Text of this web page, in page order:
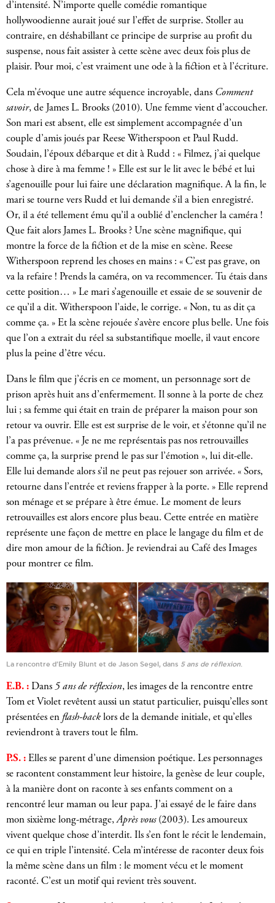
d’intensité. N’importe quelle comédie romantique
hollywoodienne aurait joué sur l’effet de surprise. Stoller au
contraire, en déshabillant ce principe de surprise au profit du
suspense, nous fait assister à cette scène avec deux fois plus de
plaisir. Pour moi, c’est vraiment une ode à la fiction et à l’écriture.
Cela m’évoque une autre séquence incroyable, dans Comment
savoir, de James L. Brooks (2010). Une femme vient d’accoucher.
Son mari est absent, elle est simplement accompagnée d’un
couple d’amis joués par Reese Witherspoon et Paul Rudd.
Soudain, l’époux débarque et dit à Rudd : « Filmez, j’ai quelque
chose à dire à ma femme ! » Elle est sur le lit avec le bébé et lui
s’agenouille pour lui faire une déclaration magnifique. A la fin, le
mari se tourne vers Rudd et lui demande s’il a bien enregistré.
Or, il a été tellement ému qu’il a oublié d’enclencher la caméra !
Que fait alors James L. Brooks ? Une scène magnifique, qui
montre la force de la fiction et de la mise en scène. Reese
Witherspoon reprend les choses en mains : « C’est pas grave, on
va la refaire ! Prends la caméra, on va recommencer. Tu étais dans
cette position… » Le mari s’agenouille et essaie de se souvenir de
ce qu’il a dit. Witherspoon l’aide, le corrige. « Non, tu as dit ça
comme ça. » Et la scène rejouée s’avère encore plus belle. Une fois
que l’on a extrait du réel sa substantifique moelle, il vaut encore
plus la peine d’être vécu.
Dans le film que j’écris en ce moment, un personnage sort de
prison après huit ans d’enfermement. Il sonne à la porte de chez
lui ; sa femme qui était en train de préparer la maison pour son
retour va ouvrir. Elle est est surprise de le voir, et s’étonne qu’il ne
l’a pas prévenue. « Je ne me représentais pas nos retrouvailles
comme ça, la surprise prend le pas sur l’émotion », lui dit-elle.
Elle lui demande alors s’il ne peut pas rejouer son arrivée. « Sors,
retourne dans l’entrée et reviens frapper à la porte. » Elle reprend
son ménage et se prépare à être émue. Le moment de leurs
retrouvailles est alors encore plus beau. Cette entrée en matière
représente une façon de mettre en place le langage du film et de
dire mon amour de la fiction. Je reviendrai au Café des Images
pour montrer ce film.
La rencontre d’Emily Blunt et de Jason Segel, dans 5 ans de réflexion
E.B. : Dans 5 ans de réflexion, les images de la rencontre entre
Tom et Violet revêtent aussi un statut particulier, puisqu’elles sont
présentées en flash-back lors de la demande initiale, et qu’elles
reviendront à travers tout le film.
P.S. : Elles se parent d’une dimension poétique. Les personnages
se racontent constamment leur histoire, la genèse de leur couple,
à la manière dont on raconte à ses enfants comment on a
rencontré leur maman ou leur papa. J’ai essayé de le faire dans
mon sixième long-métrage,Après vous(2003). Les amoureux
vivent quelque chose d’interdit. Ils s’en font le récit le lendemain,
ce qui en triple l’intensité. Cela m’intéresse de raconter deux fois
la même scène dans un film : le moment vécu et le moment
raconté. C’est un motif qui revient très souvent.